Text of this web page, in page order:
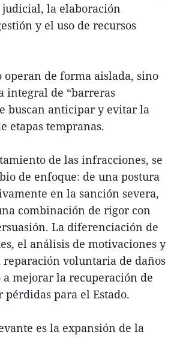
la elaboración
y el uso de recursos
operan de forma aislada, sino
integral de “barreras
buscan anticipar y evitar la
etapas tempranas.
de las infracciones, se
de enfoque: de una postura
en la sanción severa,
combinación de rigor con
La diferenciación de
el análisis de motivaciones y
voluntaria de daños
mejorar la recuperación de
pérdidas para el Estado.
es la expansión de la